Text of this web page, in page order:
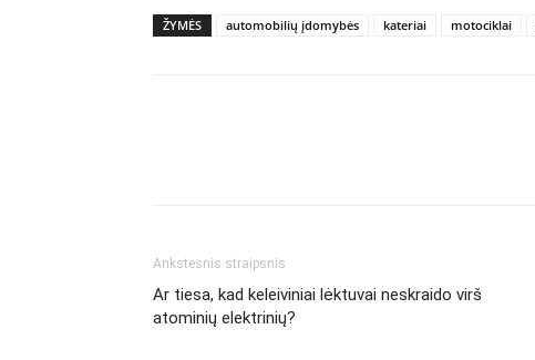
ŽYMĖS automobilių įdomybės kateriai motociklai
Ankstesnis straipsnis
Ar tiesa, kad keleiviniai lėktuvai neskraido virš
atominių elektrinių?